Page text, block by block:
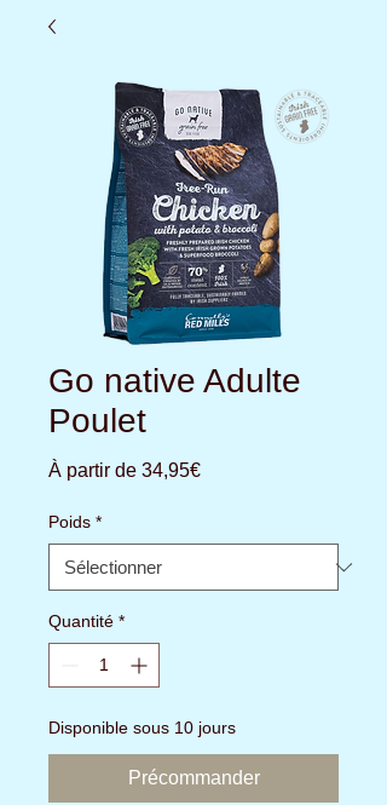
Go native Adulte
Poulet
À partir de 34,95€Prix
Poids *
Quantité *
Disponible sous 10 jours
Précommander